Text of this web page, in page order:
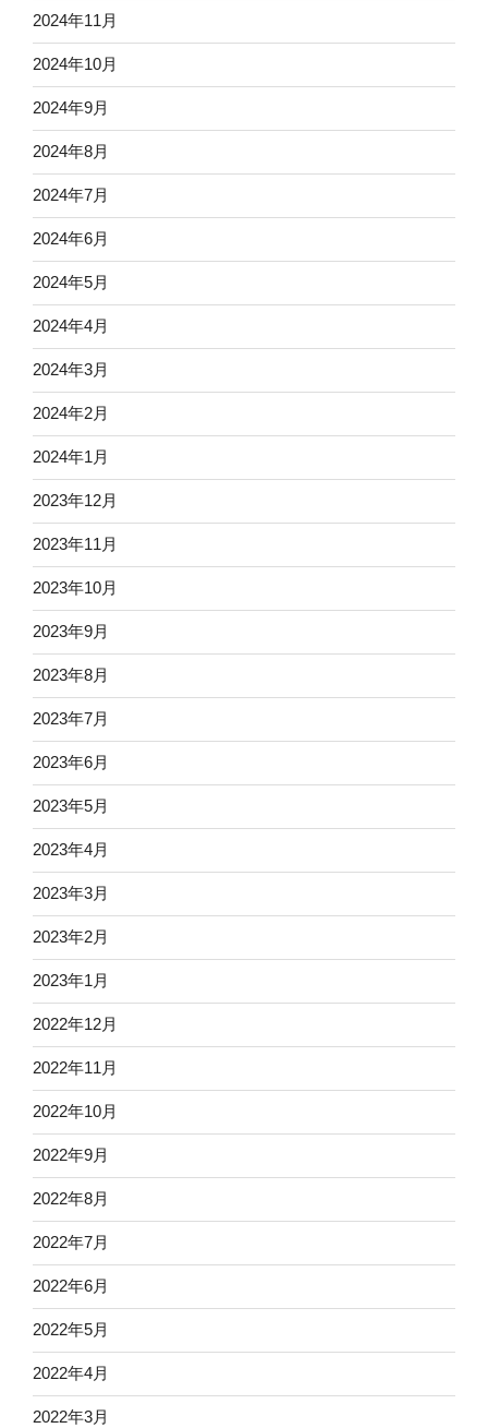
2024年11月
2024年10月
2024年9月
2024年8月
2024年7月
2024年6月
2024年5月
2024年4月
2024年3月
2024年2月
2024年1月
2023年12月
2023年11月
2023年10月
2023年9月
2023年8月
2023年7月
2023年6月
2023年5月
2023年4月
2023年3月
2023年2月
2023年1月
2022年12月
2022年11月
2022年10月
2022年9月
2022年8月
2022年7月
2022年6月
2022年5月
2022年4月
2022年3月